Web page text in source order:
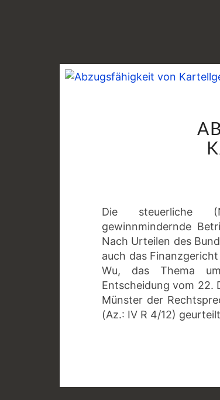
Die steuerliche
gewinnmindernde
Nach Urteilen des
auch das
Wu, das Thema
Entscheidung vom 22.
Münster der
(Az.: IV R 4/12)